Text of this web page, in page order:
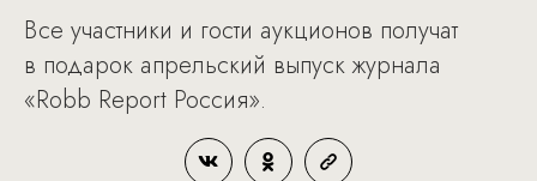
Все участники и гости аукционов получат
в подарок апрельский выпуск журнала
«Robb Report Россия».